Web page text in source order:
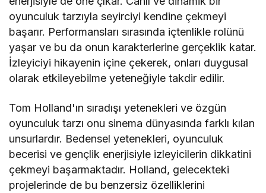
oyunculuk tarzıyla seyirciyi kendine çekmeyi
başarır. Performansları sırasında içtenlikle rolünü
yaşar ve bu da onun karakterlerine gerçeklik katar.
İzleyiciyi hikayenin içine çekerek, onları duygusal
olarak etkileyebilme yeteneğiyle takdir edilir.
Tom Holland'ın sıradışı yetenekleri ve özgün
oyunculuk tarzı onu sinema dünyasında farklı kılan
unsurlardır. Bedensel yetenekleri, oyunculuk
becerisi ve gençlik enerjisiyle izleyicilerin dikkatini
çekmeyi başarmaktadır. Holland, gelecekteki
projelerinde de bu benzersiz özelliklerini